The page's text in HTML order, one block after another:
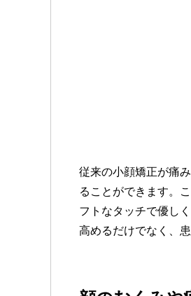
従来の小顔矯正が痛
ることができます。
フトなタッチで優し
高めるだけでなく、